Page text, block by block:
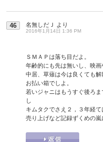
46 名無しだＪ より
2016年1月14日 1:36 PM
ＳＭＡＰは落ち目だよ。
年齢的にも先は無いし、映画
中居、草薙は今は良くても
お払い箱でしよ。
若いジャニはもうすぐ後ろ
し
キムタクでさえ２，３年経て
売り上げなど記録ずくめの嵐